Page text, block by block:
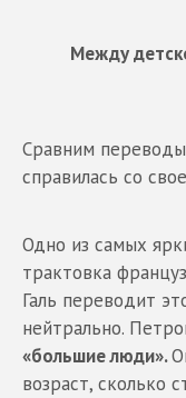
Между
Сравним
справилась со
Одно из самых
трактовка
Галь переводит
нейтрально.
«большие люди».
возраст, сколько